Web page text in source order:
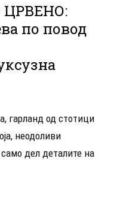
по повод
гарланд од стотици
неодоливи
дел деталите на